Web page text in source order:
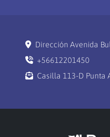
Dirección Avenida
+56612201450
Casilla 113-D Punta